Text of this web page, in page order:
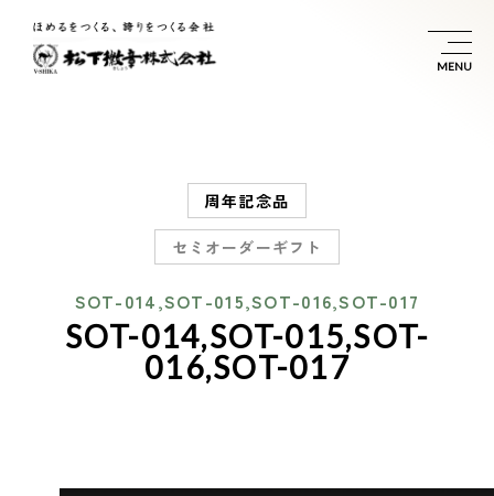
周年記念品
セミオーダーギフト
SOT-014,SOT-015,SOT-016,SOT-017
SOT-014,SOT-015,SOT-
016,SOT-017